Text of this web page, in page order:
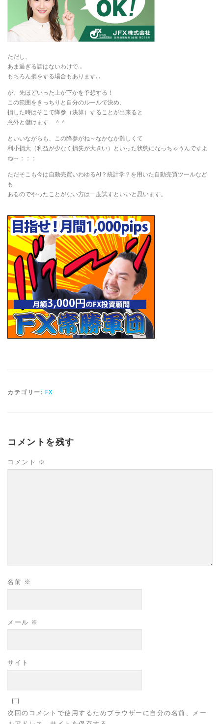
ただし、
あま過ぎる話はないわけで…
もちろん損をする場合もあります…
が、先ほどいった上か下かを予想する！
この範囲をきっちりと自分のルールで決め、
損した時はそこで降参（決算）することが出来ると
意外と儲けます ＾＾
といいながらも、この降参がね～なかなか難しくて
利小損大（利益が少なく損失が大きい）といった状態になっちゃうんですよ
ね～；；；
ただそこも今は自動売買いわゆるAI？統計学？を用いた自動売買ツールなど
も
あるのでやったことがない方は一度試すといいと思います。
カテゴリー: FX
コメントを残す
コメント ※
名前 ※
メール ※
サイト
次回のコメントで使用するためブラウザーに自分の名前、メー